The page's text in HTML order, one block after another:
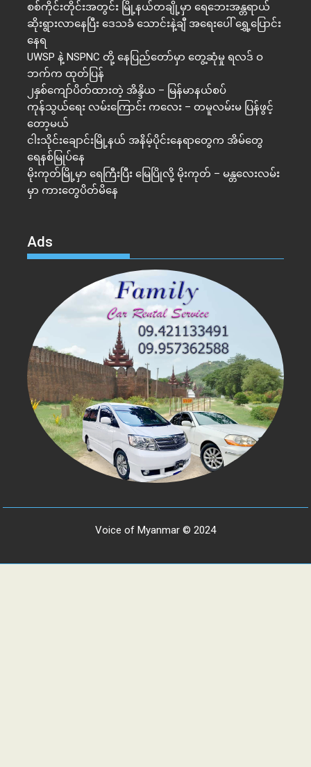
စစ်ကိုင်းတိုင်းအတွင်း မြို့နယ်တချို့မှာ ရေဘေးအန္တရာယ်
ဆိုးရွားလာနေပြီး ဒေသခံ သောင်းနဲ့ချီ အရေးပေါ် ရွှေ့ပြောင်း
နေရ
UWSP နဲ့ NSPNC တို့ နေပြည်တော်မှာ တွေ့ဆုံမှု ရလဒ် ဝ
ဘက်က ထုတ်ပြန်
၂နှစ်​ကျော်ပိတ်ထားတဲ့ အိန္ဒိယ – မြန်မာနယ်စပ်
ကုန်သွယ်ရေး လမ်းကြောင်း ကလေး – တမူလမ်းမ ပြန်ဖွင့်
တော့မယ်
ငါးသိုင်းချောင်းမြို့နယ် အနိမ့်ပိုင်းနေရာတွေက အိမ်​တွေ
ရေနစ်မြုပ်နေ
မိုးကုတ်မြို့မှာ ရေကြီးပြီး မြေပြိုလို့ မိုးကုတ် – မန္တလေးလမ်း
မှာ ကားတွေပိတ်မိနေ
Ads
Voice of Myanmar © 2024